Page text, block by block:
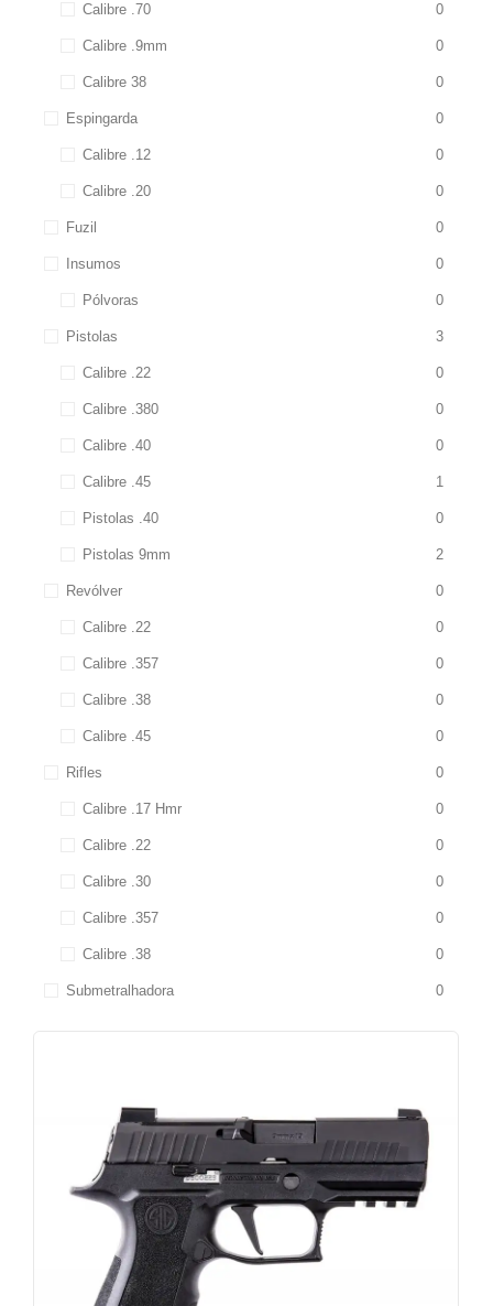
Calibre .70 0
Calibre .9mm 0
Calibre 38 0
Espingarda 0
Calibre .12 0
Calibre .20 0
Fuzil 0
Insumos 0
Pólvoras 0
Pistolas 3
Calibre .22 0
Calibre .380 0
Calibre .40 0
Calibre .45 1
Pistolas .40 0
Pistolas 9mm 2
Revólver 0
Calibre .22 0
Calibre .357 0
Calibre .38 0
Calibre .45 0
Rifles 0
Calibre .17 Hmr 0
Calibre .22 0
Calibre .30 0
Calibre .357 0
Calibre .38 0
Submetralhadora 0